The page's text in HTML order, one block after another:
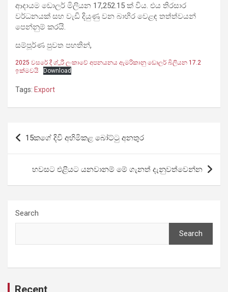
ආදායම ඩොලර් මිලියන 17,252.15 ක් විය. එය තිරසාර
වර්ධනයක් සහ වැඩි දියුණු වන බාහිර වෙළඳ තත්ත්වයන්
පෙන්නුම් කරයි.
සම්පූර්ණ පුවත පහතින්,
2025 වසරේ දී ශ්_රී ලංකාවේ අපනයනය ඇමරිකානු ඩොලර් බිලියන 17.2
ඉක්මවයි
Download
Tags: Export
Post
navigation
15කගේ දිවි අහිමිකළ බෝට්ටු අනතුර
හවසට එළියට යනවානම් මේ ගැනත් දැනුවත්වෙන්න
Search
Search
Recent